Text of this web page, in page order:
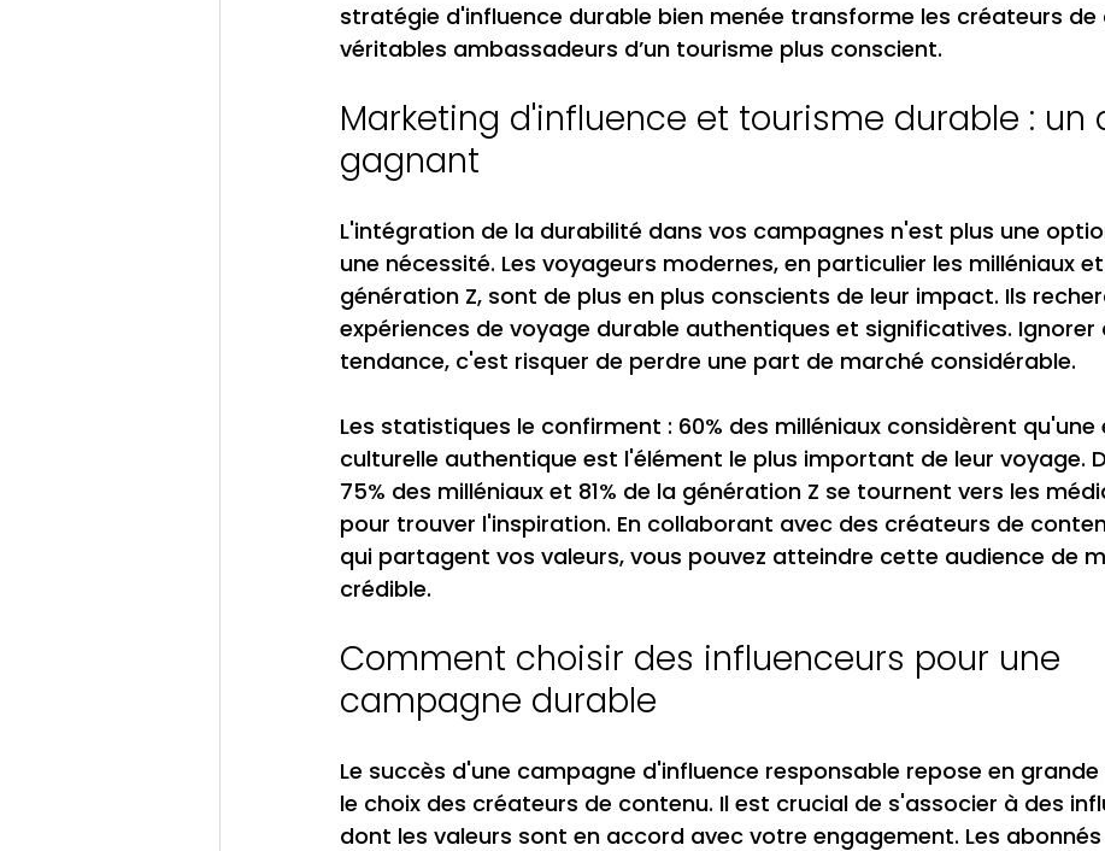
stratégie d'influence durable bien menée transforme les créateurs de
véritables ambassadeurs d’un tourisme plus conscient.
Marketing d'influence et tourisme durable : un
gagnant
L'intégration de la durabilité dans vos campagnes n'est plus une
une nécessité. Les voyageurs modernes, en particulier les milléniaux
génération Z, sont de plus en plus conscients de leur impact. Ils
expériences de voyage durable authentiques et significatives.
tendance, c'est risquer de perdre une part de marché considérable.
Les statistiques le confirment : 60% des milléniaux considèrent qu'une
culturelle authentique est l'élément le plus important de leur voyage.
75% des milléniaux et 81% de la génération Z se tournent vers les
pour trouver l'inspiration. En collaborant avec des créateurs de
qui partagent vos valeurs, vous pouvez atteindre cette audience de
crédible.
Comment choisir des influenceurs pour une
campagne durable
Le succès d'une campagne d'influence responsable repose en
le choix des créateurs de contenu. Il est crucial de s'associer à des
dont les valeurs sont en accord avec votre engagement. Les